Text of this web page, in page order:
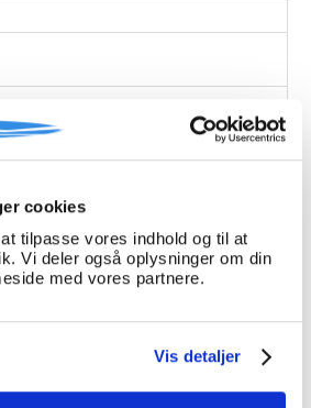
cookies
tilpasse vores indhold og til at
Vi deler også oplysninger om din
med vores partnere.
Vis detaljer
NEDENSTÅENDE
Titel
"Dagbog fra Det stille Hav"
optegnelser fra The Anglo
American Expedition, 1906.